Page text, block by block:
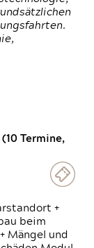
Termine,
+
beim
Mängel und